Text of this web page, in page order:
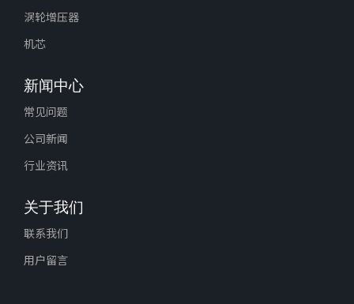
涡轮增压器
机芯
新闻中心
常见问题
公司新闻
行业资讯
关于我们
联系我们
用户留言